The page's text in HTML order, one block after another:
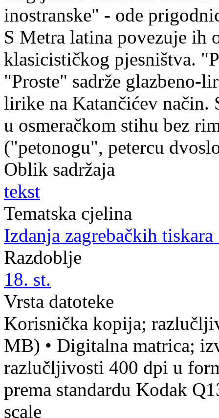
inostranske" - ode
S Metra latina povezuje ih
klasicističkog pjesništva.
"Proste" sadrže glazbeno-
lirike na Katančićev način.
u osmeračkom stihu bez
("petonogu", petercu
Oblik sadržaja
tekst
Tematska cjelina
Izdanja zagrebačkih
Razdoblje
18. st.
Vrsta datoteke
Korisnička kopija;
MB) • Digitalna matrica;
razlučljivosti 400 dpi u
prema standardu Kodak
scale